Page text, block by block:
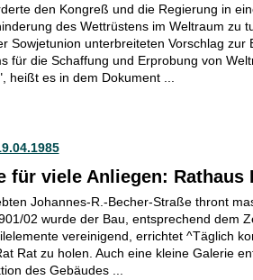
den Kongreß und die Regierung in
des Wettrüstens im Weltraum zu
Sowjetunion unterbreiteten Vorschlag zur
für die Schaffung und Erprobung von
heißt es in dem Dokument ...
für viele Anliegen: Rathaus
Johannes-R.-Becher-Straße thront
02 wurde der Bau, entsprechend dem
vereinigend, errichtet ^Täglich
Rat zu holen. Auch eine kleine Galerie
des Gebäudes ...